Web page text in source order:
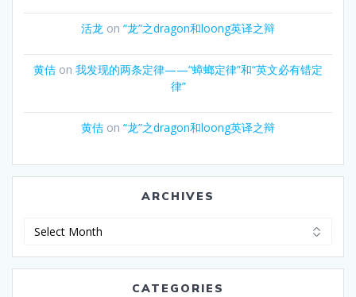
活龙 on “龙”之dragon和loong英译之辩
黄佶 on 我发现的两条定律——“蟑螂定律”和“英文必有错定
律”
黄佶 on “龙”之dragon和loong英译之辩
ARCHIVES
Archives
CATEGORIES